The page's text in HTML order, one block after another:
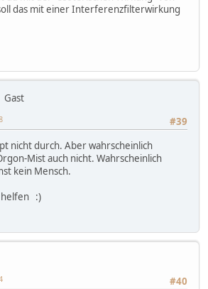
das mit einer Interferenzfilterwirkung
Gast
#39
nicht durch. Aber wahrscheinlich
Mist auch nicht. Wahrscheinlich
kein Mensch.
helfen :)
#40